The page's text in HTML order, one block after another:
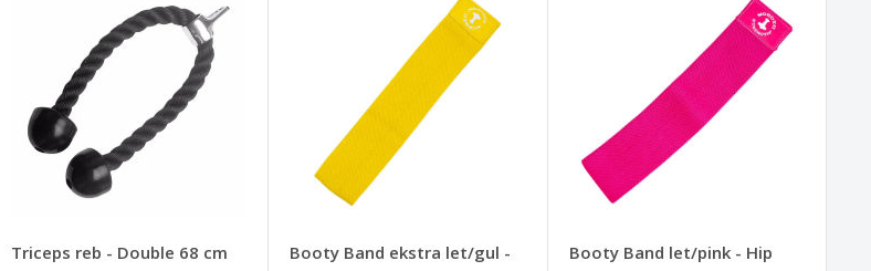
Triceps reb - Double 68 cm
Booty Band ekstra let/gul -
Booty Band let/pink - Hip